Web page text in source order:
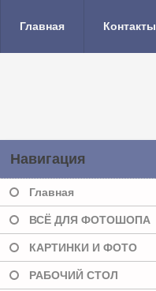
Главная Контакты
Навигация
Главная
ВСЁ ДЛЯ ФОТОШОПА
КАРТИНКИ И ФОТО
РАБОЧИЙ СТОЛ